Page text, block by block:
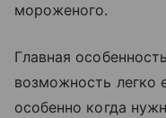
мороженого.
Главная
возможность легко
особенно когда